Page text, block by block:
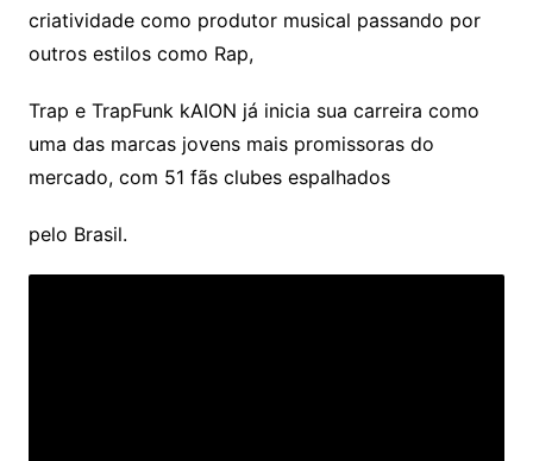
criatividade como produtor musical passando por
outros estilos como Rap,
Trap e TrapFunk kAION já inicia sua carreira como
uma das marcas jovens mais promissoras do
mercado, com 51 fãs clubes espalhados
pelo Brasil.